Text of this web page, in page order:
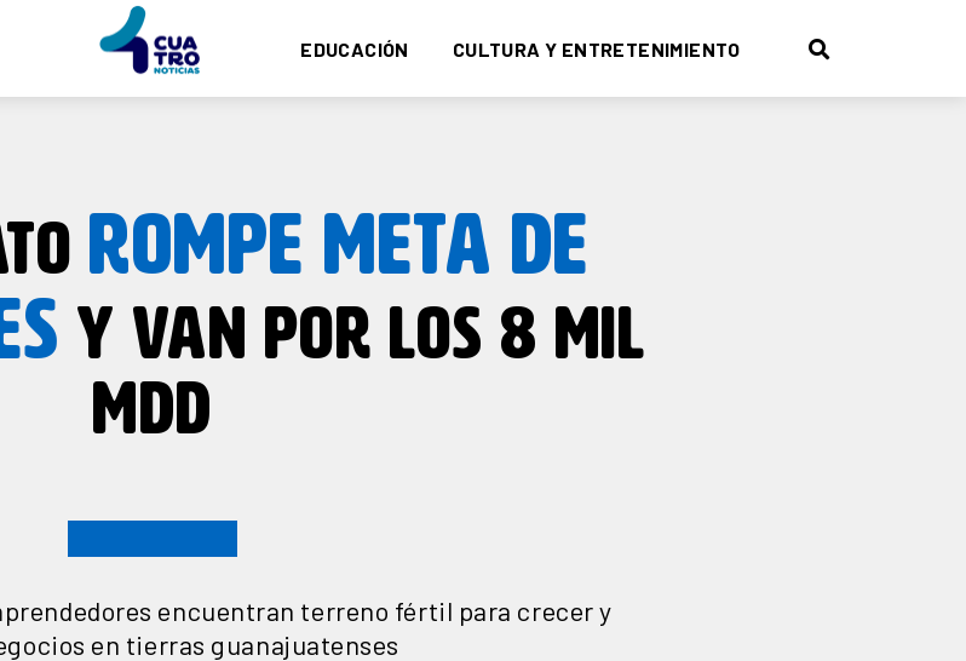
EDUCACIÓN CULTURA Y ENTRETENIMIENTO
ROMPE META DE
Y VAN POR LOS 8 MIL
MDD
encuentran terreno fértil para crecer y
en tierras guanajuatenses